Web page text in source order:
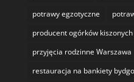
potrawy egzotyczne
producent ogórków kiszonych
przyjęcia rodzinne Warszawa
restauracja na bankiety